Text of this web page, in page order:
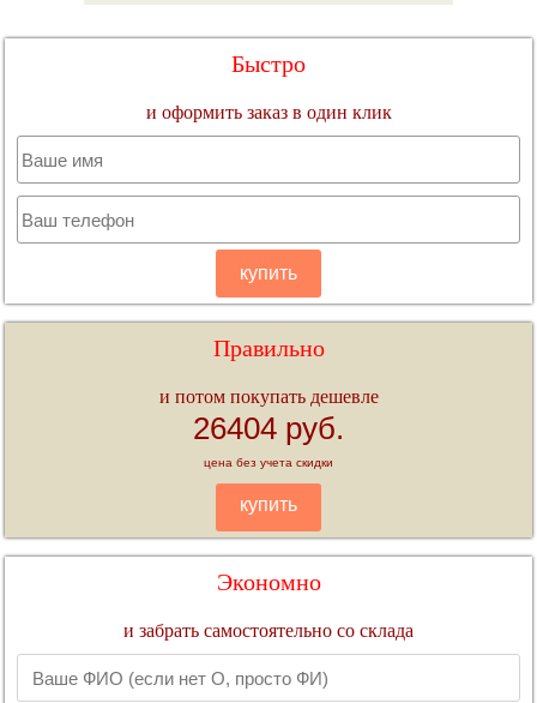
Быстро
и оформить заказ в один клик
купить
Правильно
и потом покупать дешевле
26404 руб.
цена без учета скидки
купить
Экономно
и забрать самостоятельно со склада